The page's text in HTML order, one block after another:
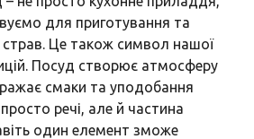
для приготування та
страв. Це також символ нашої
Посуд створює атмосферу
смаки та уподобання
речі, але й частина
один елемент зможе